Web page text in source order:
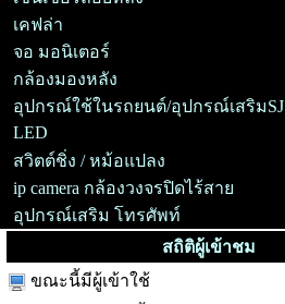
เคฟล่า
จอ มอนิเตอร์
กล้องมองหลัง
อุปกรณ์ใช้ในรถยนต์/อุปกรณ์เสริมSJ
LED
สวิตต์ชิ่ง / หม้อแปลง
ip camera กล้องวงจรปิดไร้สาย
อุปกรณ์เสริม โทรศัพท์
สถิติผู้เข้าชม
ขณะนี้มีผู้เข้าใช้